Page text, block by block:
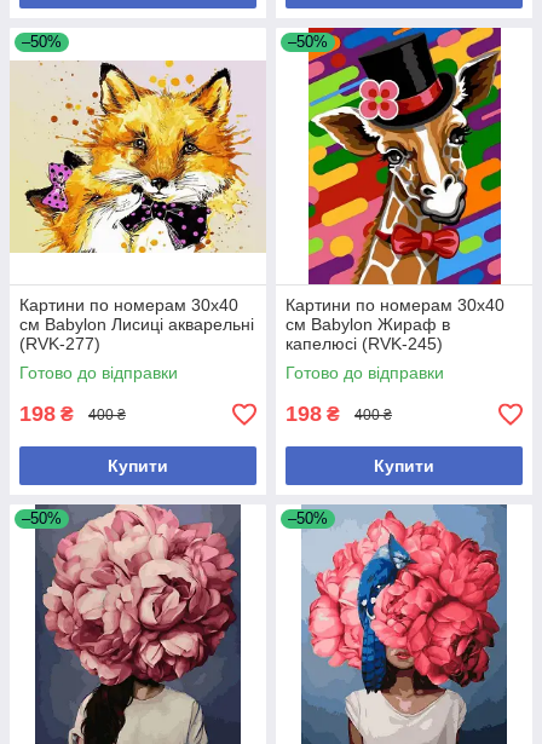
–50%
Картини по номерам 30х40
см Babylon Лисиці акварельні
(RVK-277)
Готово до відправки
198 ₴ 400 ₴
Купити
–50%
Картини по номерам 30х40
см Babylon Жираф в
капелюсі (RVK-245)
Готово до відправки
198 ₴ 400 ₴
Купити
–50% –50%